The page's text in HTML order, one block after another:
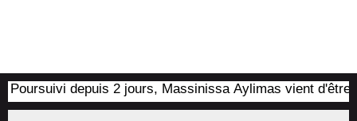
depuis 2 jours, Massinissa Aylimas vient d'être